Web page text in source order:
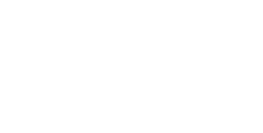
இல்லாமல், இந்திய படங்களாக
உரையாற்றினார். “தெற்கு
தனுஷ், சிவகார்த்திகேயன்,